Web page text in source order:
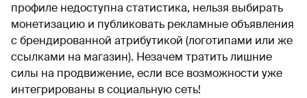
профиле недоступна статистика, нельзя выбирать
монетизацию и публиковать рекламные объявления
с брендированной атрибутикой (логотипами или же
ссылками на магазин). Незачем тратить лишние
силы на продвижение, если все возможности уже
интегрированы в социальную сеть!